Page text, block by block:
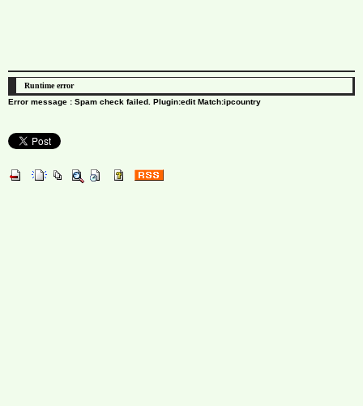
Runtime error
Error message : Spam check failed. Plugin:edit Match:ipcountry